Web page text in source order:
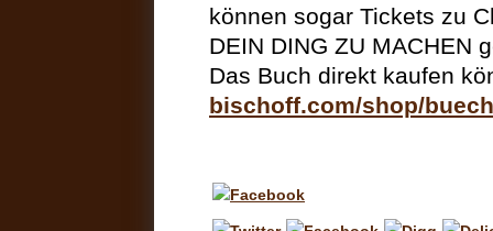
können sogar Tickets zu
DEIN DING ZU MACHEN
Das Buch direkt kaufen
bischoff.com/shop/